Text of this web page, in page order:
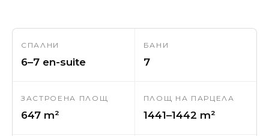
СПАЛНИ
6–7 en-suite
БАНИ
7
ЗАСТРОЕНА ПЛОЩ
647 m²
ПЛОЩ НА ПАРЦЕЛА
1441–1442 m²